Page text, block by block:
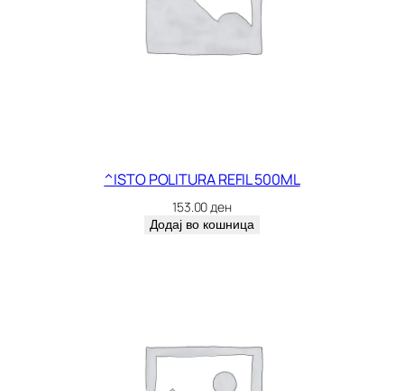
^ISTO POLITURA REFIL 500ML
153.00ден
Додај во кошница